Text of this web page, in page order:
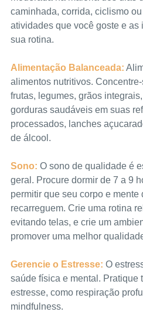
caminhada, corrida, ciclismo
atividades que você goste e as
sua rotina.
Alimentação Balanceada:
alimentos nutritivos.
frutas, legumes, grãos
gorduras saudáveis em suas
processados, lanches
de álcool.
Sono: O sono de qualidade é
geral. Procure dormir de 7 a 9
permitir que seu corpo e mente
recarreguem. Crie uma rotina
evitando telas, e crie um
promover uma melhor
Gerencie o Estresse: O
saúde física e mental. Pratique
estresse, como respiração
mindfulness.